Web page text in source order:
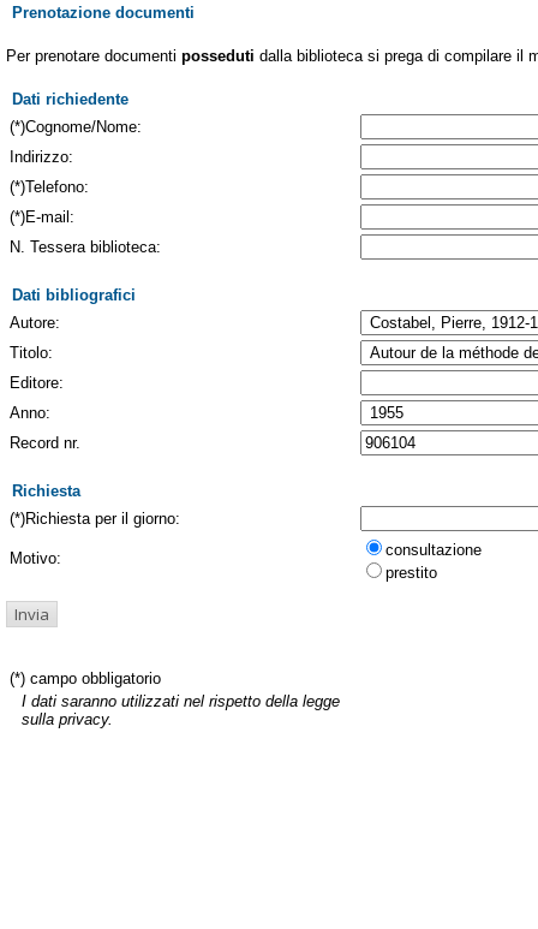
Prenotazione documenti
Per prenotare documenti posseduti dalla biblioteca si prega di compilare il
Dati richiedente
(*)Cognome/Nome:
Indirizzo:
(*)Telefono:
(*)E-mail:
N. Tessera biblioteca:
Dati bibliografici
Autore:
Titolo:
Editore:
Anno:
Record nr.
Richiesta
(*)Richiesta per il giorno:
Motivo:
consultazione
prestito
(*) campo obbligatorio
I dati saranno utilizzati nel rispetto della legge
sulla privacy.